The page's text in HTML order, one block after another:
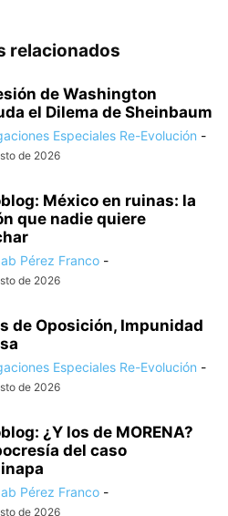
relacionados
de Washington
el Dilema de Sheinbaum
Especiales Re-Evolución -
de 2026
México en ruinas: la
que nadie quiere
Pérez Franco -
de 2026
de Oposición, Impunidad
Especiales Re-Evolución -
de 2026
¿Y los de MORENA?
del caso
Pérez Franco -
de 2026